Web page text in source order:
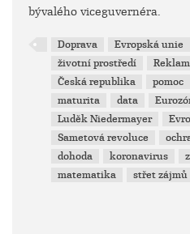
bývalého viceguvernéra.
Doprava Evropská unie
životní prostředí
Česká republika
pomoc
maturita
data
Luděk Niedermayer
Sametová revoluce
dohoda
koronavirus
matematika
střet zájmů